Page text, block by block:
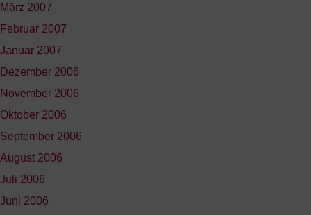
März 2007
Februar 2007
Januar 2007
Dezember 2006
November 2006
Oktober 2006
September 2006
August 2006
Juli 2006
Juni 2006